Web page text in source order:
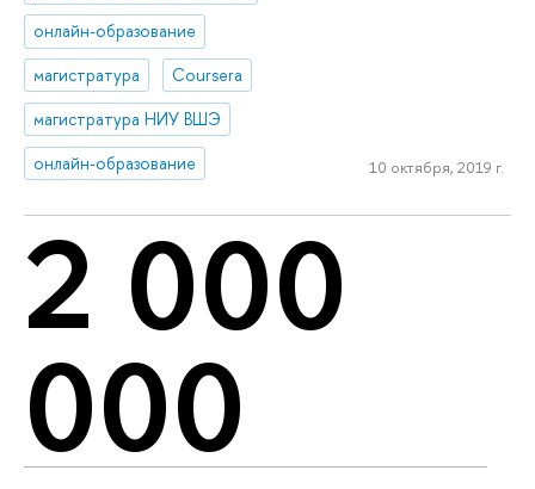
онлайн-образование
магистратура
Coursera
магистратура НИУ ВШЭ
онлайн-образование
10 октября, 2019 г.
2 000
000